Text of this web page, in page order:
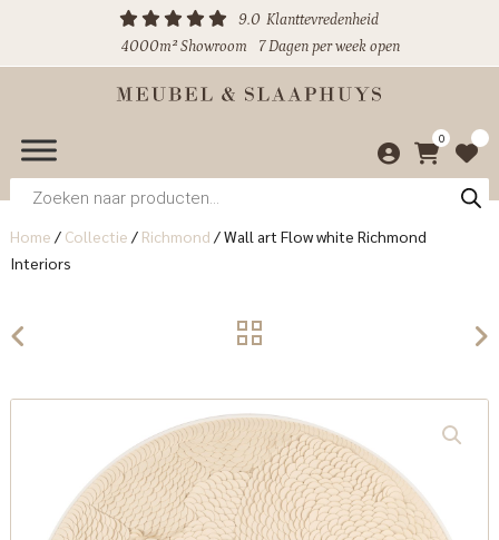
9.0 Klanttevredenheid
4000m² Showroom
7 Dagen per week open
0
Producten
zoeken
Home / Collectie / Richmond /Wall art Flow white Richmond
Interiors